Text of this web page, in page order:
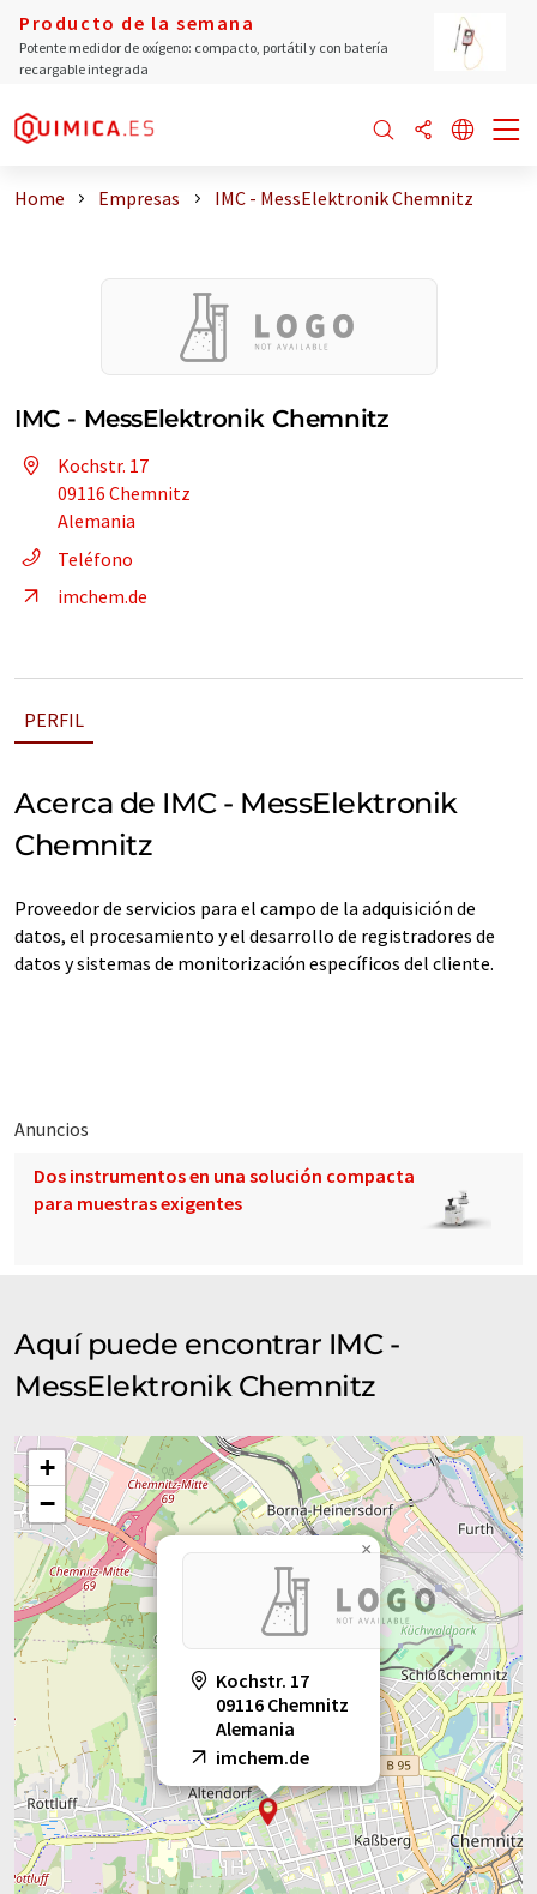
Producto de la semana
Potente medidor de oxígeno: compacto, portátil y con batería
recargable integrada
Home Empresas IMC - MessElektronik Chemnitz
IMC - MessElektronik Chemnitz
Kochstr. 17
09116 Chemnitz
Alemania
Teléfono
imchem.de
PERFIL
Acerca de IMC - MessElektronik
Chemnitz
Proveedor de servicios para el campo de la adquisición de
datos, el procesamiento y el desarrollo de registradores de
datos y sistemas de monitorización específicos del cliente.
Anuncios
Dos instrumentos en una solución compacta
para muestras exigentes
Aquí puede encontrar IMC -
MessElektronik Chemnitz
Kochstr. 17
09116 Chemnitz
Alemania
imchem.de
×
+
−